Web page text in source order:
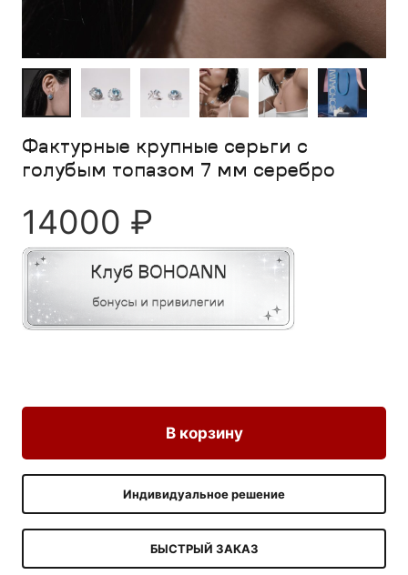
Фактурные крупные серьги с
голубым топазом 7 мм серебро
14000 ₽
В корзину
Индивидуальное решение
БЫСТРЫЙ ЗАКАЗ